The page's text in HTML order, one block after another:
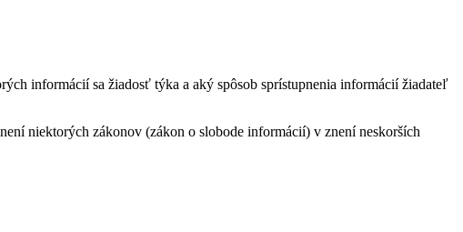
informácií sa žiadosť týka a aký spôsob sprístupnenia informácií žiadateľ
niektorých zákonov (zákon o slobode informácií) v znení neskorších